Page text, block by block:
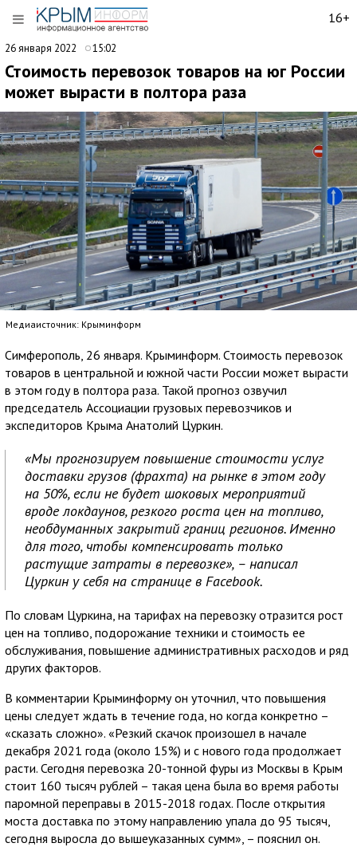
16+
26 января 2022 15:02
Стоимость перевозок товаров на юг России
может вырасти в полтора раза
Медиаисточник: Крыминформ
Симферополь, 26 января. Крыминформ. Стоимость перевозок
товаров в центральной и южной части России может вырасти
в этом году в полтора раза. Такой прогноз озвучил
председатель Ассоциации грузовых перевозчиков и
экспедиторов Крыма Анатолий Цуркин.
«Мы прогнозируем повышение стоимости услуг
доставки грузов (фрахта) на рынке в этом году
на 50%, если не будет шоковых мероприятий
вроде локдаунов, резкого роста цен на топливо,
необдуманных закрытий границ регионов. Именно
для того, чтобы компенсировать только
растущие затраты в перевозке», – написал
Цуркин у себя на странице в Facebook.
По словам Цуркина, на тарифах на перевозку отразится рост
цен на топливо, подорожание техники и стоимость ее
обслуживания, повышение административных расходов и ряд
других факторов.
В комментарии Крыминформу он уточнил, что повышения
цены следует ждать в течение года, но когда конкретно –
«сказать сложно». «Резкий скачок произошел в начале
декабря 2021 года (около 15%) и с нового года продолжает
расти. Сегодня перевозка 20-тонной фуры из Москвы в Крым
стоит 160 тысяч рублей – такая цена была во время работы
паромной переправы в 2015-2018 годах. После открытия
моста доставка по этому направлению упала до 95 тысяч,
сегодня выросла до вышеуказанных сумм», – пояснил он.